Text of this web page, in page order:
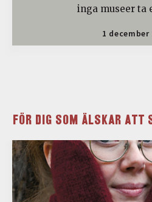
inga museer ta
1 december
FÖR DIG SOM ÄLSKAR ATT